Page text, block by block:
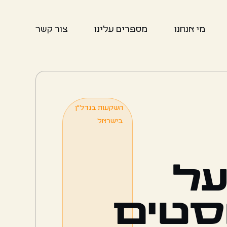
מי אנחנו מספרים עלינו צור קשר
השקעות בנדל"ן
בישראל